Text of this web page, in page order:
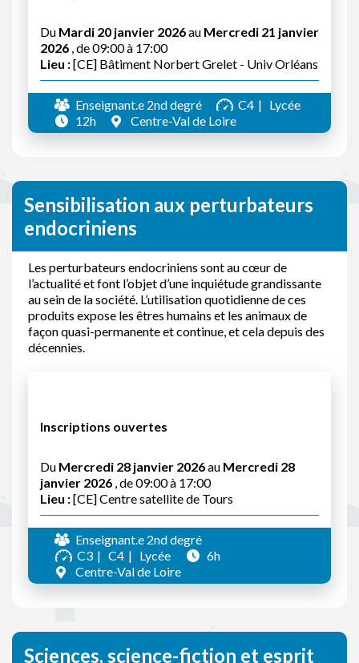
Du Mardi 20 janvier 2026au Mercredi 21 janvier
2026 , de 09:00 à 17:00
Lieu :[CE] Bâtiment Norbert Grelet - Univ Orléans
Enseignant.e 2nd degré C4
Lycée
12h
Centre-Val de Loire
Sensibilisation aux perturbateurs
endocriniens
Les perturbateurs endocriniens sont au cœur de
l’actualité et font l’objet d’une inquiétude grandissante
au sein de la société. L’utilisation quotidienne de ces
produits expose les êtres humains et les animaux de
façon quasi-permanente et continue, et cela depuis des
décennies.
Inscriptions ouvertes
Du Mercredi 28 janvier 2026au Mercredi 28
janvier 2026 , de 09:00 à 17:00
Lieu :[CE] Centre satellite de Tours
Enseignant.e 2nd degré
C3
C4 Lycée
6h
Centre-Val de Loire
Sciences, science-fiction et esprit